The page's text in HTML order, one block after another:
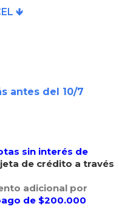
🡻
antes del 10/7
sin interés de
de crédito a través
adicional por
de $200.000